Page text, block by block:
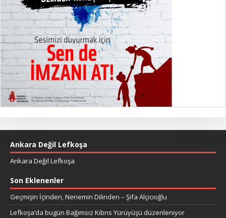
Ankara Değil Lefkoşa
Ankara Değil Lefkoşa
Son Eklenenler
Geçmişin İçinden, Nenemin Dilinden – Şifa Alçıcıoğlu
Lefkoşa’da bugün Bağımsız Kıbrıs Yürüyüşü düzenleniyor